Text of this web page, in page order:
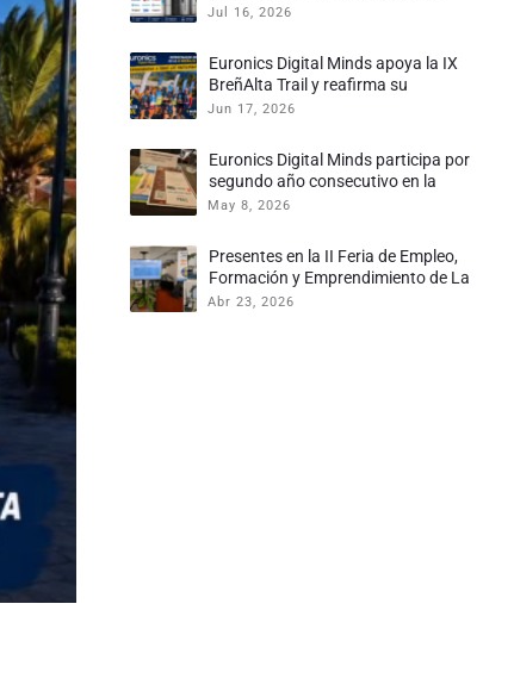
Jul 16, 2026
Euronics Digital Minds apoya la IX
BreñAlta Trail y reafirma su
compromiso con el deporte palmero
Jun 17, 2026
Euronics Digital Minds participa por
segundo año consecutivo en la
Tertulia – Mesa de Trabajo de la
May 8, 2026
Presentes en la II Feria de Empleo,
Formación y Emprendimiento de La
Palma
Abr 23, 2026